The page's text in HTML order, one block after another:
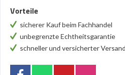
Vorteile
sicherer Kauf beim Fachhandel
unbegrenzte Echtheitsgarantie
schneller und versicherter Versand